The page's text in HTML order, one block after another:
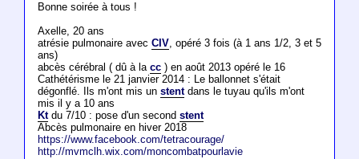
Bonne soirée à tous !
Axelle, 20 ans
atrésie pulmonaire avec CIV, opéré 3 fois (à 1 ans 1/2, 3 et 5
ans)
abcès cérébral ( dû à la cc) en août 2013 opéré le 16
Cathétérisme le 21 janvier 2014 : Le ballonnet s'était
dégonflé. Ils m'ont mis un stentdans le tuyau qu'ils m'ont
mis il y a 10 ans
Ktdu 7/10 : pose d'un second stent
Abcès pulmonaire en hiver 2018
https://www.facebook.com/tetracourage/
http://mvmclh.wix.com/moncombatpourlavie